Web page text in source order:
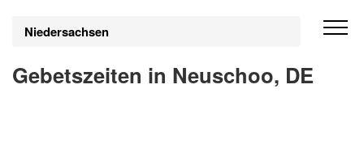
Niedersachsen
Gebetszeiten in Neuschoo, DE